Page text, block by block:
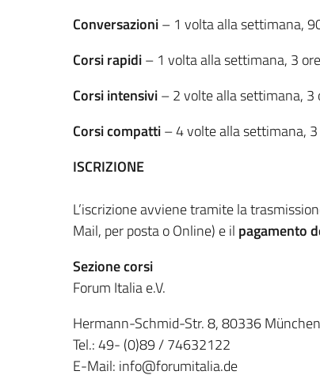
Conversazioni– 1 volta alla settimana,
Corsi rapidi– 1 volta alla settimana, 3
Corsi intensivi– 2 volte alla settimana,
Corsi compatti– 4 volte alla settimana,
ISCRIZIONE
L’iscrizione avviene tramite la
Mail, per posta o Online) e il pagamento
Sezione corsi
Forum Italia e.V.
Hermann-Schmid-Str. 8, 80336 München
Tel.: 49- (0)89 / 74632122
E-Mail: info@forumitalia.de